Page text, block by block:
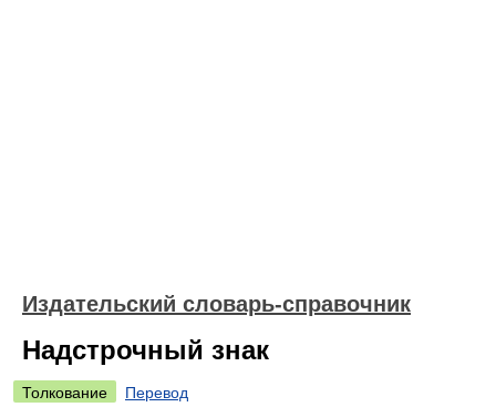
Издательский словарь-справочник
Надстрочный знак
Толкование
Перевод